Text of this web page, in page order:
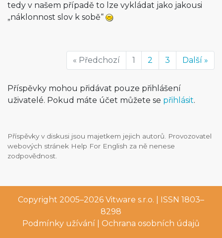
tedy v našem případě to lze vykládat jako jakousi
„náklonnost slov k sobě“
« Předchozí 1 2 3 Další »
Příspěvky mohou přidávat pouze přihlášení
uživatelé. Pokud máte účet můžete se přihlásit.
Příspěvky v diskusi jsou majetkem jejich autorů. Provozovatel
webových stránek Help For English za ně nenese
zodpovědnost.
Copyright 2005–2026 Vitware s.r.o. | ISSN 1803–
8298
Podmínky užívání
Ochrana osobních údajů